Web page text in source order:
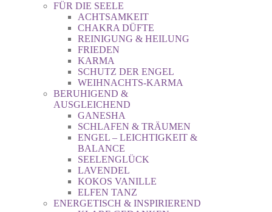
FÜR DIE SEELE
ACHTSAMKEIT
CHAKRA DÜFTE
REINIGUNG & HEILUNG
FRIEDEN
KARMA
SCHUTZ DER ENGEL
WEIHNACHTS-KARMA
BERUHIGEND &
AUSGLEICHEND
GANESHA
SCHLAFEN & TRÄUMEN
ENGEL – LEICHTIGKEIT &
BALANCE
SEELENGLÜCK
LAVENDEL
KOKOS VANILLE
ELFEN TANZ
ENERGETISCH & INSPIRIEREND